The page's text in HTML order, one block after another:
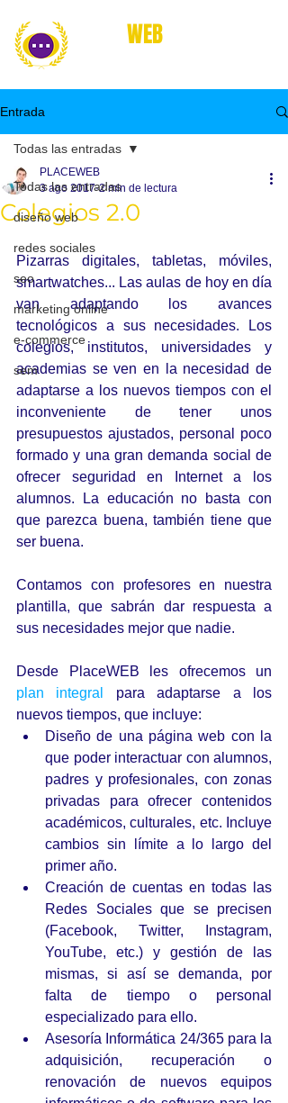
WEB
Entrada
Todas las entradas
diseño web
redes sociales
seo
marketing online
e-commerce
sem
Todas las entradas
Colegios 2.0
PLACEWEB
3 ago 2017 2 min de lectura
Pizarras digitales, tabletas, móviles,
smartwatches... Las aulas de hoy en día
van adaptando los avances
tecnológicos a sus necesidades. Los
colegios, institutos, universidades y
academias se ven en la necesidad de
adaptarse a los nuevos tiempos con el
inconveniente de tener unos
presupuestos ajustados, personal poco
formado y una gran demanda social de
ofrecer seguridad en Internet a los
alumnos. La educación no basta con
que parezca buena, también tiene que
ser buena.
Contamos con profesores en nuestra
plantilla, que sabrán dar respuesta a
sus necesidades mejor que nadie.
plan integral
para adaptarse a los
nuevos tiempos, que incluye:
Diseño de una página web con la
que poder interactuar con alumnos,
padres y profesionales, con zonas
privadas para ofrecer contenidos
académicos, culturales, etc. Incluye
cambios sin límite a lo largo del
primer año.
Creación de cuentas en todas las
Redes Sociales que se precisen
(Facebook, Twitter, Instagram,
YouTube, etc.) y gestión de las
mismas, si así se demanda, por
falta de tiempo o personal
especializado para ello.
Asesoría Informática 24/365 para la
adquisición, recuperación o
renovación de nuevos equipos